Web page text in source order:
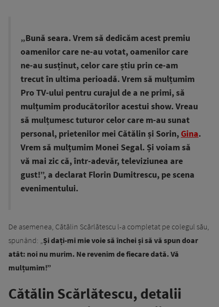
„Bună seara. Vrem să dedicăm acest premiu
oamenilor care ne-au votat, oamenilor care
ne-au susținut, celor care știu prin ce-am
trecut în ultima perioadă. Vrem să mulțumim
Pro TV-ului pentru curajul de a ne primi, să
mulțumim producătorilor acestui show. Vreau
să mulțumesc tuturor celor care m-au sunat
personal, prietenilor mei Cătălin și Sorin, Gina.
Vrem să mulțumim Monei Segal. Și voiam să
vă mai zic că, într-adevăr, televiziunea are
gust!”, a declarat Florin Dumitrescu, pe scena
evenimentului.
De asemenea, Cătălin Scărlătescu l-a completat pe colegul său,
spunând: „ Și dați-mi mie voie să închei și să vă spun doar
atât: noi nu murim. Ne revenim de fiecare dată. Vă
mulțumim!”
Cătălin Scărlătescu, detalii